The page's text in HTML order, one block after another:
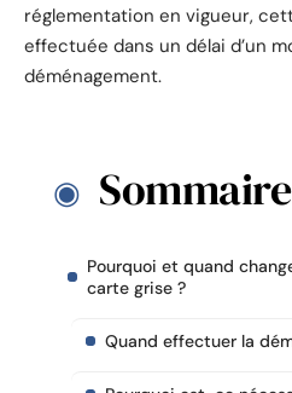
réglementation en vigueur,
effectuée dans un délai d’un
déménagement.
Sommaire
Pourquoi et quand
carte grise ?
Quand effectuer la